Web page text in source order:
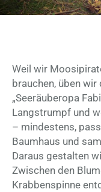
Weil wir
brauchen, üben wir
„Seeräuberopa
Langstrumpf und
– mindestens,
Baumhaus und
Daraus gestalten
Zwischen den
Krabbenspinne